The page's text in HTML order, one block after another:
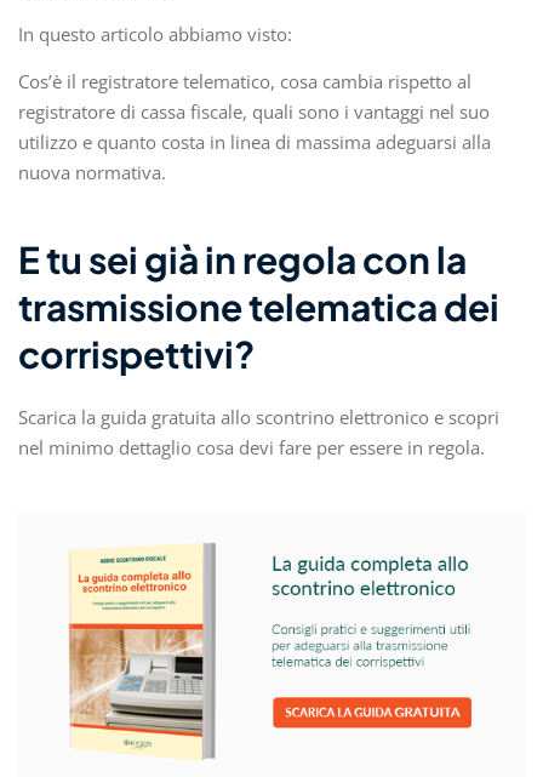
In questo articolo abbiamo visto:
Cos’è il registratore telematico, cosa cambia rispetto al
registratore di cassa fiscale, quali sono i vantaggi nel suo
utilizzo e quanto costa in linea di massima adeguarsi alla
nuova normativa.
E tu sei già in regola con la
trasmissione telematica dei
corrispettivi?
Scarica la guida gratuita allo scontrino elettronico e scopri
nel minimo dettaglio cosa devi fare per essere in regola.